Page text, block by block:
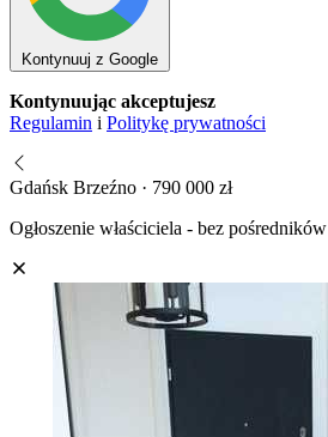
Kontynuuj z Google
Kontynuując akceptujesz
Regulamin i Politykę prywatności
Gdańsk Brzeźno · 790 000 zł
Ogłoszenie właściciela - bez pośredników